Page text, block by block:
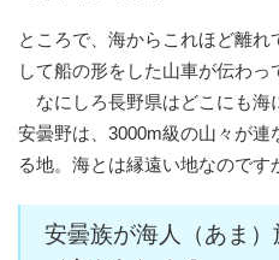
ところで、海からこれほど離れ
して船の形をした山車が伝わっ
なにしろ長野県はどこにも海
安曇野は、3000m級の山々が
る地。海とは縁遠い地なのです
安曇族が海人（あま